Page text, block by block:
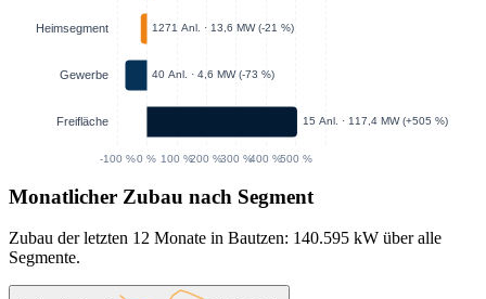
Monatlicher Zubau nach Segment
Zubau der letzten 12 Monate in Bautzen: 140.595 kW über alle
Segmente.